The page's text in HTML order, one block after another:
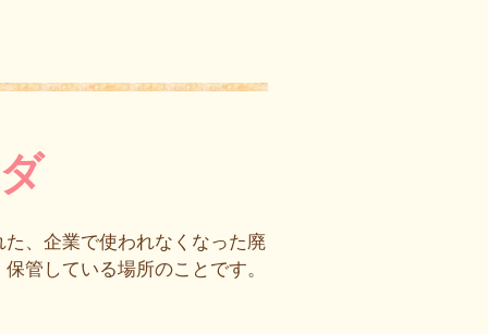
、企業で使われなくなった廃
管している場所のことです。